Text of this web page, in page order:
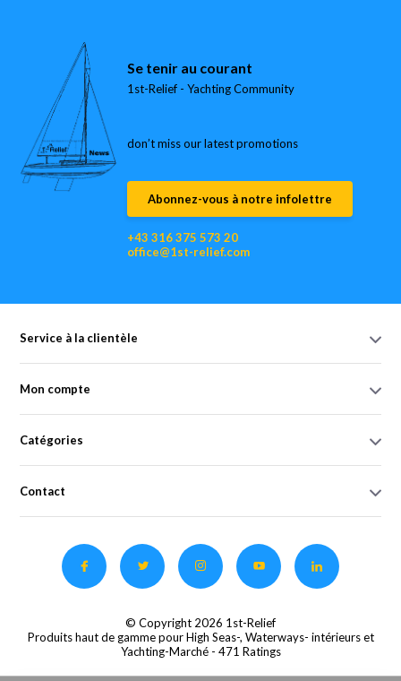
Se tenir au courant
1st-Relief - Yachting Community
don’t miss our latest promotions
Abonnez-vous à notre infolettre
+43 316 375 573 20
office@1st-relief.com
Service à la clientèle
Mon compte
Catégories
Contact
© Copyright 2026 1st-Relief
Produits haut de gamme pour High Seas-, Waterways- intérieurs et
Yachting-Marché - 471 Ratings